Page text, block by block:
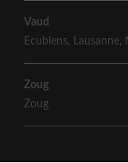
Vaud
Ecublens, Lausanne,
Zoug
Zoug